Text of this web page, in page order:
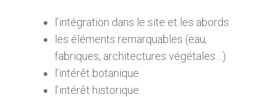
l’intégration dans le site et les abords
les éléments remarquables (eau,
fabriques, architectures végétales…)
l’intérêt botanique
l’intérêt historique